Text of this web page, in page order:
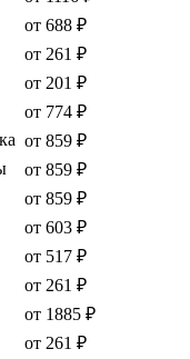
от 688 ₽
от 261 ₽
от 201 ₽
от 774 ₽
от 859 ₽
от 859 ₽
от 859 ₽
от 603 ₽
от 517 ₽
от 261 ₽
от 1885 ₽
от 261 ₽